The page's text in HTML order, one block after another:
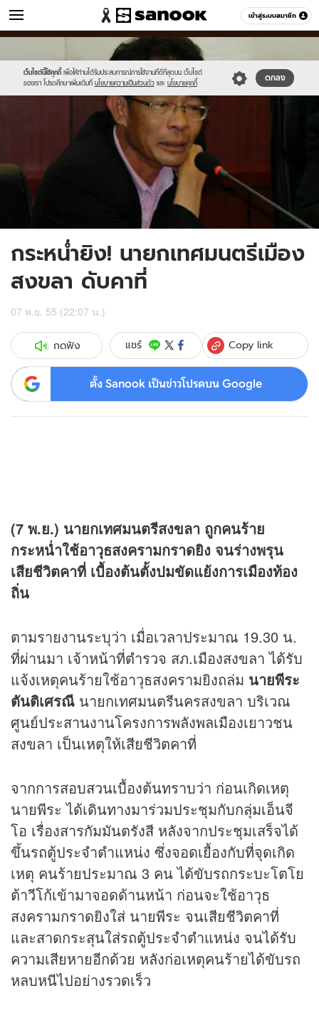
เข้าสู่ระบบสมาชิก
ข่าว หมวดอื่นๆ
เว็บไซต์นี้ใช้คุกกี้ เพื่อให้ท่านได้รับประสบการณ์การใช้งานที่ดีที่สุดบน เว็บไซต์
ของเรา โปรดศึกษาเพิ่มเติมที่ นโยบายความเป็นส่วนตัว และ นโยบายคุกกี้
ตกลง
//s.isanook.com/sr/0/images/logo-
new-
sanook.png
//s.isanook.com/ns/0/ud/230/1152333/news08-
1.jpg
กระหน่ำยิง! นายกเทศมนตรีเมือง
สงขลา ดับคาที่
07 พ.ย. 55 (22:07 น.)
กดฟัง แชร์ Copy link
ตั้ง Sanook เป็นข่าวโปรดบน Google
(7 พ.ย.) นายกเทศมนตรีสงขลา ถูกคนร้าย
กระหน่ำใช้อาวุธสงครามกราดยิง จนร่างพรุน
เสียชีวิตคาที่ เบื้องต้นตั้งปมขัดแย้งการเมืองท้อง
ถิ่น
ตามรายงานระบุว่า เมื่อเวลาประมาณ 19.30 น.
ที่ผ่านมา เจ้าหน้าที่ตำรวจ สภ.เมืองสงขลา ได้รับ
แจ้งเหตุคนร้ายใช้อาวุธสงครามยิงถล่ม นายพีระ
ตันติเศรณี นายกเทศมนตรีนครสงขลา บริเวณ
ศูนย์ประสานงานโครงการพลังพลเมืองเยาวชน
สงขลา เป็นเหตุให้เสียชีวิตคาที่
จากการสอบสวนเบื้องต้นทราบว่า ก่อนเกิดเหตุ
นายพีระ ได้เดินทางมาร่วมประชุมกับกลุ่มเอ็นจี
โอ เรื่องสารกัมมันตรังสี หลังจากประชุมเสร็จได้
ขึ้นรถตู้ประจำตำแหน่ง ซึ่งจอดเยื้องกับที่จุดเกิด
เหตุ คนร้ายประมาณ 3 คน ได้ขับรถกระบะโตโย
ต้าวีโก้เข้ามาจอดด้านหน้า ก่อนจะใช้อาวุธ
สงครามกราดยิงใส่ นายพีระ จนเสียชีวิตคาที่
และสาดกระสุนใส่รถตู้ประจำตำแหน่ง จนได้รับ
ความเสียหายอีกด้วย หลังก่อเหตุคนร้ายได้ขับรถ
หลบหนีไปอย่างรวดเร็ว